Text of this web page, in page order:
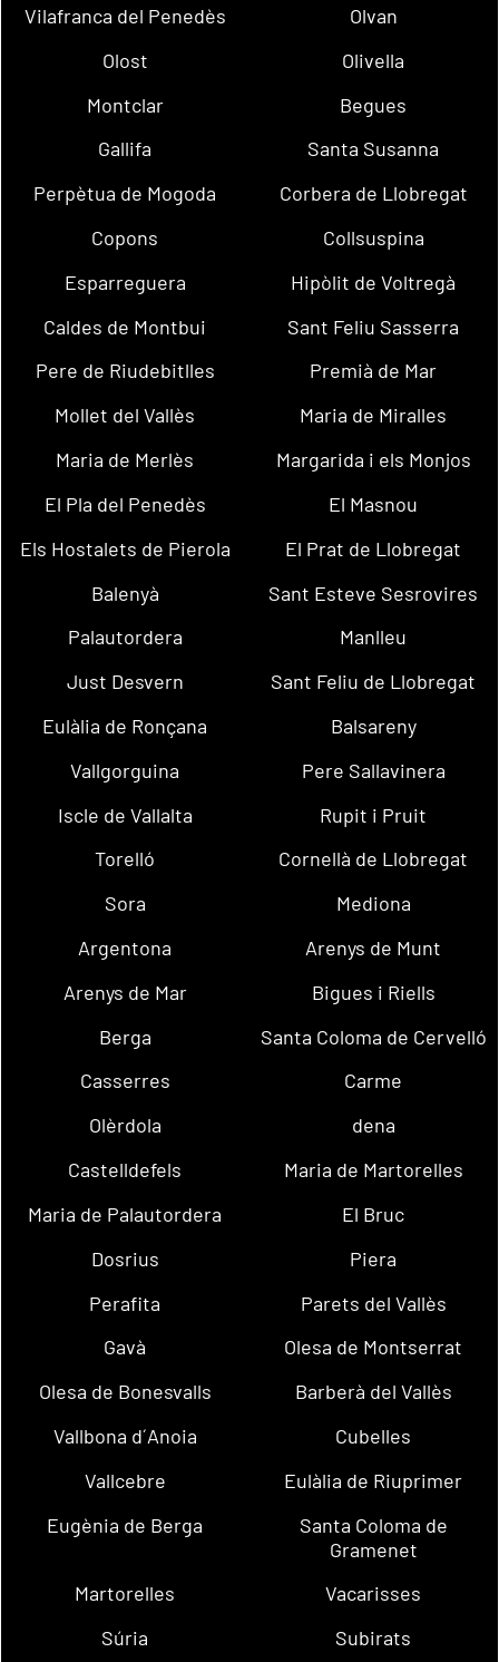
Vilafranca del Penedès
Olvan
Olost
Olivella
Montclar
Begues
Gallifa
Santa Susanna
Perpètua de Mogoda
Corbera de Llobregat
Copons
Collsuspina
Esparreguera
Hipòlit de Voltregà
Caldes de Montbui
Sant Feliu Sasserra
Pere de Riudebitlles
Premià de Mar
Mollet del Vallès
Maria de Miralles
Maria de Merlès
Margarida i els Monjos
El Pla del Penedès
El Masnou
Els Hostalets de Pierola
El Prat de Llobregat
Balenyà
Sant Esteve Sesrovires
Palautordera
Manlleu
Just Desvern
Sant Feliu de Llobregat
Eulàlia de Ronçana
Balsareny
Vallgorguina
Pere Sallavinera
Iscle de Vallalta
Rupit i Pruit
Torelló
Cornellà de Llobregat
Sora
Mediona
Argentona
Arenys de Munt
Arenys de Mar
Bigues i Riells
Berga
Santa Coloma de Cervelló
Casserres
Carme
Olèrdola
dena
Castelldefels
Maria de Martorelles
Maria de Palautordera
El Bruc
Dosrius
Piera
Perafita
Parets del Vallès
Gavà
Olesa de Montserrat
Olesa de Bonesvalls
Barberà del Vallès
Vallbona d´Anoia
Cubelles
Vallcebre
Eulàlia de Riuprimer
Eugènia de Berga
Santa Coloma de
Gramenet
Martorelles
Vacarisses
Súria
Subirats